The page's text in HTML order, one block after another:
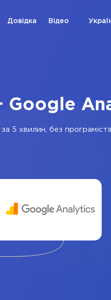
Довідка Відео
Google
5 хвилин, без